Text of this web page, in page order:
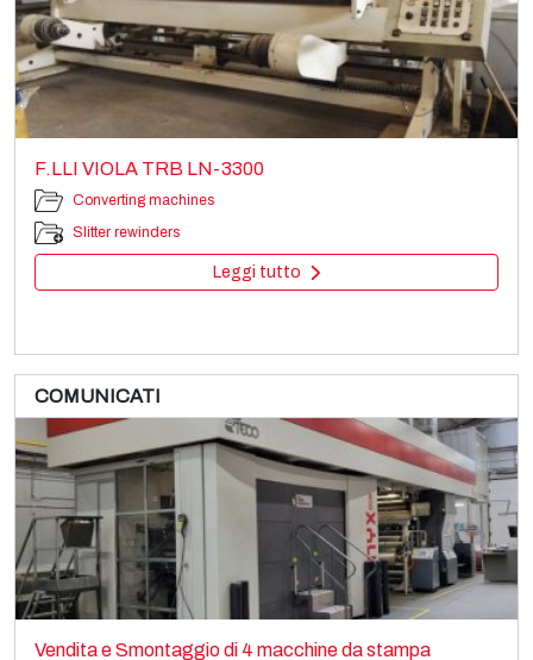
F.LLI VIOLA TRB LN-3300
Converting machines
Slitter rewinders
Leggi tutto
SITEC SMA 600-1300
Converting machines
Slitter rewinders
COMUNICATI
Vendita e Smontaggio di 4 macchine da stampa